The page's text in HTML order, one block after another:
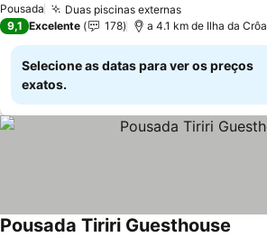
Pousada Duas piscinas externasVer preços
9,1 Excelente 178 a 4.1 km de Ilha da Crôa
Selecione as datas para ver os preços
exatos.
Pousada Tiriri Guesthouse